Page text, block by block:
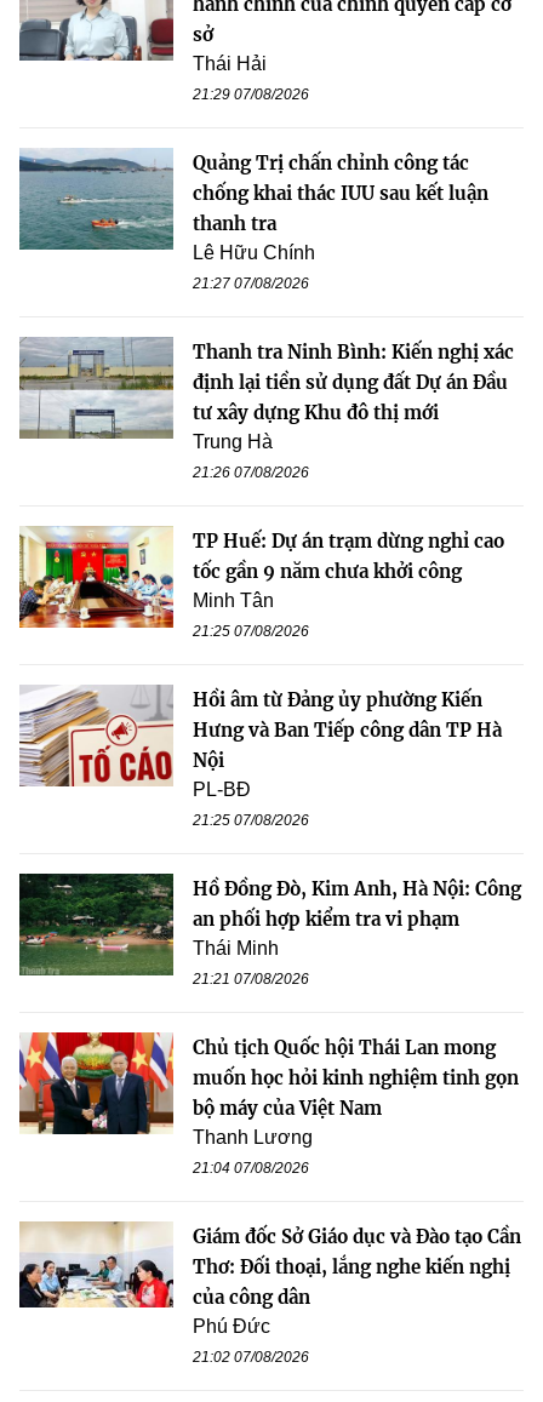
sở
Thái Hải
21:29 07/08/2026
Quảng Trị chấn chỉnh công tác
chống khai thác IUU sau kết luận
thanh tra
Lê Hữu Chính
21:27 07/08/2026
Thanh tra Ninh Bình: Kiến nghị xác
định lại tiền sử dụng đất Dự án Đầu
tư xây dựng Khu đô thị mới
Trung Hà
21:26 07/08/2026
TP Huế: Dự án trạm dừng nghỉ cao
tốc gần 9 năm chưa khởi công
Minh Tân
21:25 07/08/2026
Hồi âm từ Đảng ủy phường Kiến
Hưng và Ban Tiếp công dân TP Hà
Nội
PL-BĐ
21:25 07/08/2026
Hồ Đồng Đò, Kim Anh, Hà Nội: Công
an phối hợp kiểm tra vi phạm
Thái Minh
21:21 07/08/2026
Chủ tịch Quốc hội Thái Lan mong
muốn học hỏi kinh nghiệm tinh gọn
bộ máy của Việt Nam
Thanh Lương
21:04 07/08/2026
Giám đốc Sở Giáo dục và Đào tạo Cần
Thơ: Đối thoại, lắng nghe kiến nghị
của công dân
Phú Đức
21:02 07/08/2026